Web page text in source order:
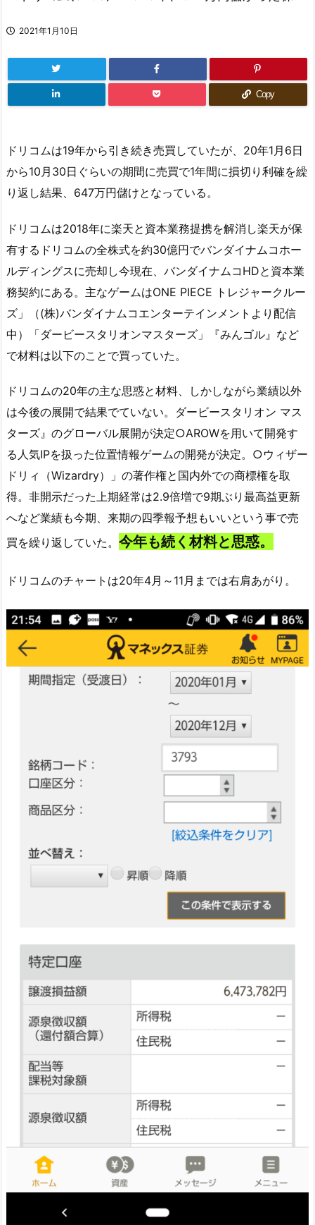
2021年1月10日
Copy
ドリコムは19年から引き続き売買していたが、20年1月6日
から10月30日ぐらいの期間に売買で1年間に損切り利確を繰
り返し結果、647万円儲けとなっている。
ドリコムは2018年に楽天と資本業務提携を解消し楽天が保
有するドリコムの全株式を約30億円でバンダイナムコホー
ルディングスに売却し今現在、バンダイナムコHDと資本業
務契約にある。主なゲームはONE PIECE トレジャークルー
ズ」（(株)バンダイナムコエンターテインメントより配信
中）「ダービースタリオンマスターズ」『みんゴル』など
で材料は以下のことで買っていた。
ドリコムの20年の主な思惑と材料、しかしながら業績以外
は今後の展開で結果でていない。ダービースタリオン マス
ターズ』のグローバル展開が決定○AROWを用いて開発す
る人気IPを扱った位置情報ゲームの開発が決定。○ウィザー
ドリィ（Wizardry）」の著作権と国内外での商標権を取
得。非開示だった上期経常は2.9倍増で9期ぶり最高益更新
へなど業績も今期、来期の四季報予想もいいという事で売
買を繰り返していた。 今年も続く材料と思惑。
ドリコムのチャートは20年4月～11月までは右肩あがり。